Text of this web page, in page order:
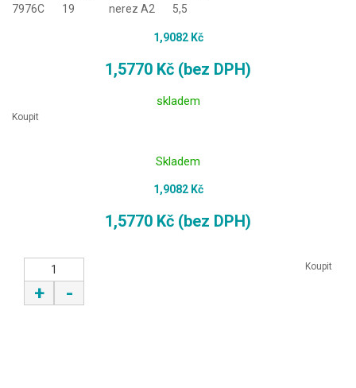
7976C
19
nerez A2
5,5
1,9082 Kč
1,5770 Kč (bez DPH)
skladem
Koupit
Skladem
1,9082 Kč
1,5770 Kč (bez DPH)
+ -
Koupit